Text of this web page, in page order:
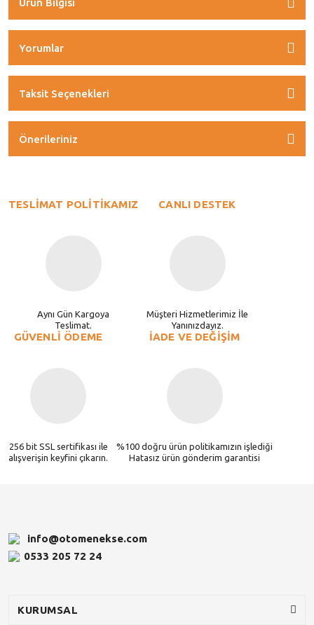
Yorumlar
Taksit Seçenekleri
Önerileriniz
TESLİMAT POLİTİKAMIZ
Aynı Gün Kargoya
Teslimat.
CANLI DESTEK
Müşteri Hizmetlerimiz İle
Yanınızdayız.
GÜVENLİ ÖDEME
256 bit SSL sertifikası ile
alışverişin keyfini çıkarın.
İADE VE DEĞİŞİM
%100 doğru ürün politikamızın işlediği
Hatasız ürün gönderim garantisi
info@otomenekse.com
0533 205 72 24
KURUMSAL